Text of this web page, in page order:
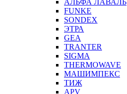
АЛЬФА ЛАВАЛЬ
FUNKE
SONDEX
ЭТРА
GEA
TRANTER
SIGMA
THERMOWAVE
МАШИМПЕКС
ТИЖ
APV